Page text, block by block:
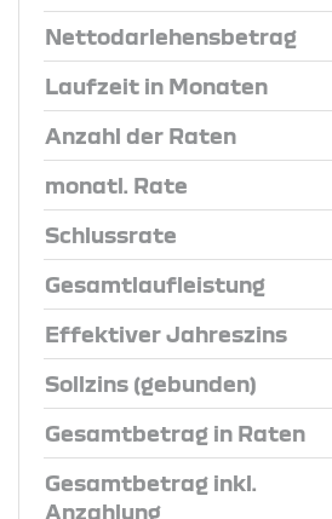
Nettodarlehensbetrag
Laufzeit in Monaten
Anzahl der Raten
monatl. Rate
Schlussrate
Gesamtlaufleistung
Effektiver Jahreszins
Sollzins (gebunden)
Gesamtbetrag in Raten
Gesamtbetrag inkl.
Anzahlung